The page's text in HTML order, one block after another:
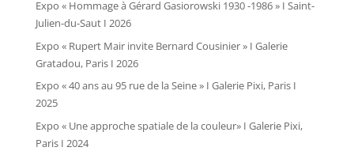
Expo « Hommage à Gérard Gasiorowski 1930 -1986 » I Saint-
Julien-du-Saut I 2026
Expo « Rupert Mair invite Bernard Cousinier » I Galerie
Gratadou, Paris I 2026
Expo « 40 ans au 95 rue de la Seine » I Galerie Pixi, Paris I
2025
Expo « Une approche spatiale de la couleur» I Galerie Pixi,
Paris I 2024